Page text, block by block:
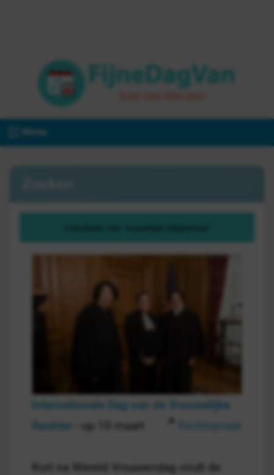
Menu
Internationale Dag van de Vrouwelijke
Rechter
- op 10 maart
Kort na Wereld Vrouwendag vindt de